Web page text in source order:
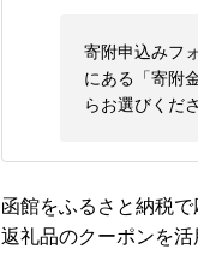
寄附申込みフ
にある「寄附
らお選びくださ
函館をふるさと納税
返礼品のクーポンを活